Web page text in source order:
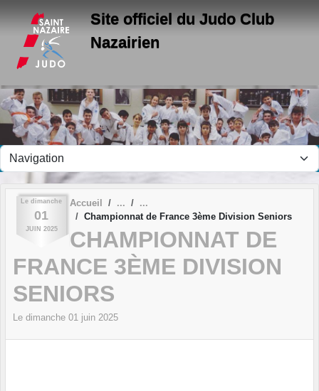
Site officiel du Judo Club
Nazairien
Le dimanche
01
JUIN 2025
Accueil
Championnat de France 3ème Division Seniors
CHAMPIONNAT DE
FRANCE 3ÈME DIVISION
SENIORS
Le dimanche 01 juin 2025